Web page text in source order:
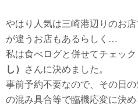
やはり人気は三崎港辺りのお
が違うお店もあるらしく…
私は食べログと併せてチェック
し）
さんに決めました。
事前予約不要なので、その日
の混み具合等で臨機応変に決め